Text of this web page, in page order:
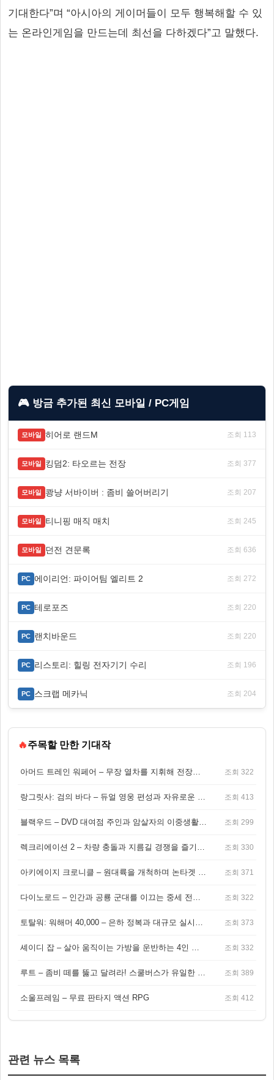
기대한다”며 “아시아의 게이머들이 모두 행복해할 수 있
는 온라인게임을 만드는데 최선을 다하겠다”고 말했다.
🎮 방금 추가된 최신 모바일 / PC게임
모바일 히어로 랜드M 조회 113
모바일 킹덤2: 타오르는 전장 조회 377
모바일 쾅냥 서바이버 : 좀비 쓸어버리기 조회 207
모바일 티니핑 매직 매치 조회 245
모바일 던전 견문록 조회 636
PC 에이리언: 파이어팀 엘리트 2 조회 272
PC 테로포즈 조회 220
PC 랜치바운드 조회 220
PC 리스토리: 힐링 전자기기 수리 조회 196
PC 스크랩 메카닉 조회 204
🔥주목할 만한 기대작
아머드 트레인 워페어 – 무장 열차를 지휘해 전장을 돌파하는 생존 전투 게임 조회 322
랑그릿사: 검의 바다 – 듀얼 영웅 편성과 자유로운 탐험을 결합한 판타지 전략 RPG 조회 413
블랙우드 – DVD 대여점 주인과 암살자의 이중생활을 그린 3인칭 액션 스릴러 게임 조회 299
렉크리에이션 2 – 차량 충돌과 지름길 경쟁을 즐기는 오픈월드 아케이드 레이싱 게임 조회 330
아키에이지 크로니클 – 원대륙을 개척하며 논타겟 전투를 즐기는 오픈월드 MMORPG 조회 371
다이노로드 – 인간과 공룡 군대를 이끄는 중세 전략 액션 RPG 조회 322
토탈워: 워해머 40,000 – 은하 정복과 대규모 실시간 전투가 결합된 전략 게임! 조회 373
셰이디 잡 – 살아 움직이는 가방을 운반하는 4인 협동 물리 어드벤처 게임 조회 332
루트 – 좀비 떼를 뚫고 달려라! 스쿨버스가 유일한 집이 되는 4인 협동 생존 게임 조회 389
소울프레임 – 무료 판타지 액션 RPG 조회 412
관련 뉴스 목록